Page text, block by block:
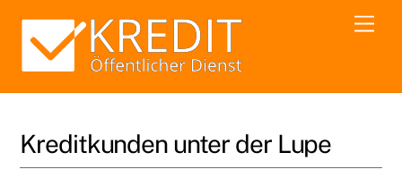
content
Kreditkunden unter der Lupe